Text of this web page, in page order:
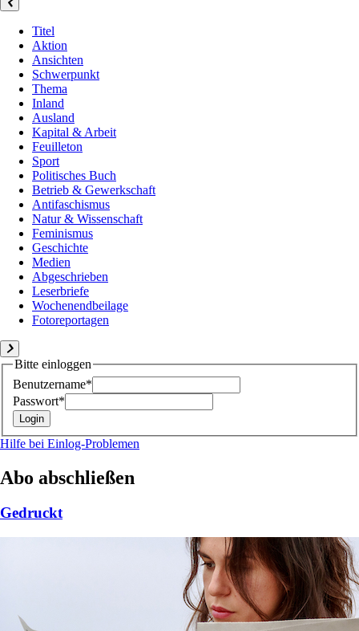
Titel
Aktion
Ansichten
Schwerpunkt
Thema
Inland
Ausland
Kapital & Arbeit
Feuilleton
Sport
Politisches Buch
Betrieb & Gewerkschaft
Antifaschismus
Natur & Wissenschaft
Feminismus
Geschichte
Medien
Abgeschrieben
Leserbriefe
Wochenendbeilage
Fotoreportagen
Bitte einloggen
Benutzername*
Passwort*
Hilfe bei Einlog-Problemen
Abo abschließen
Gedruckt